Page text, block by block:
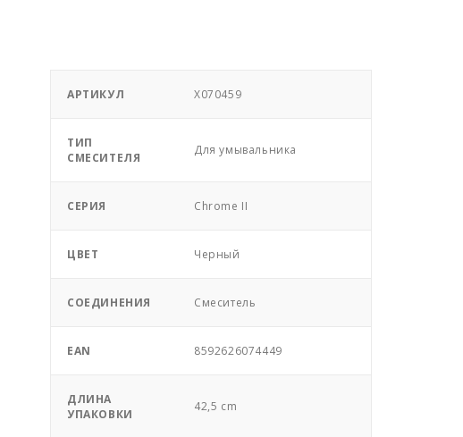
АРТИКУЛ X070459
ТИП
СМЕСИТЕЛЯ
Для умывальника
СЕРИЯ Chrome II
ЦВЕТ Черный
СОЕДИНЕНИЯ Смеситель
EAN 8592626074449
ДЛИНА
УПАКОВКИ
42,5 cm